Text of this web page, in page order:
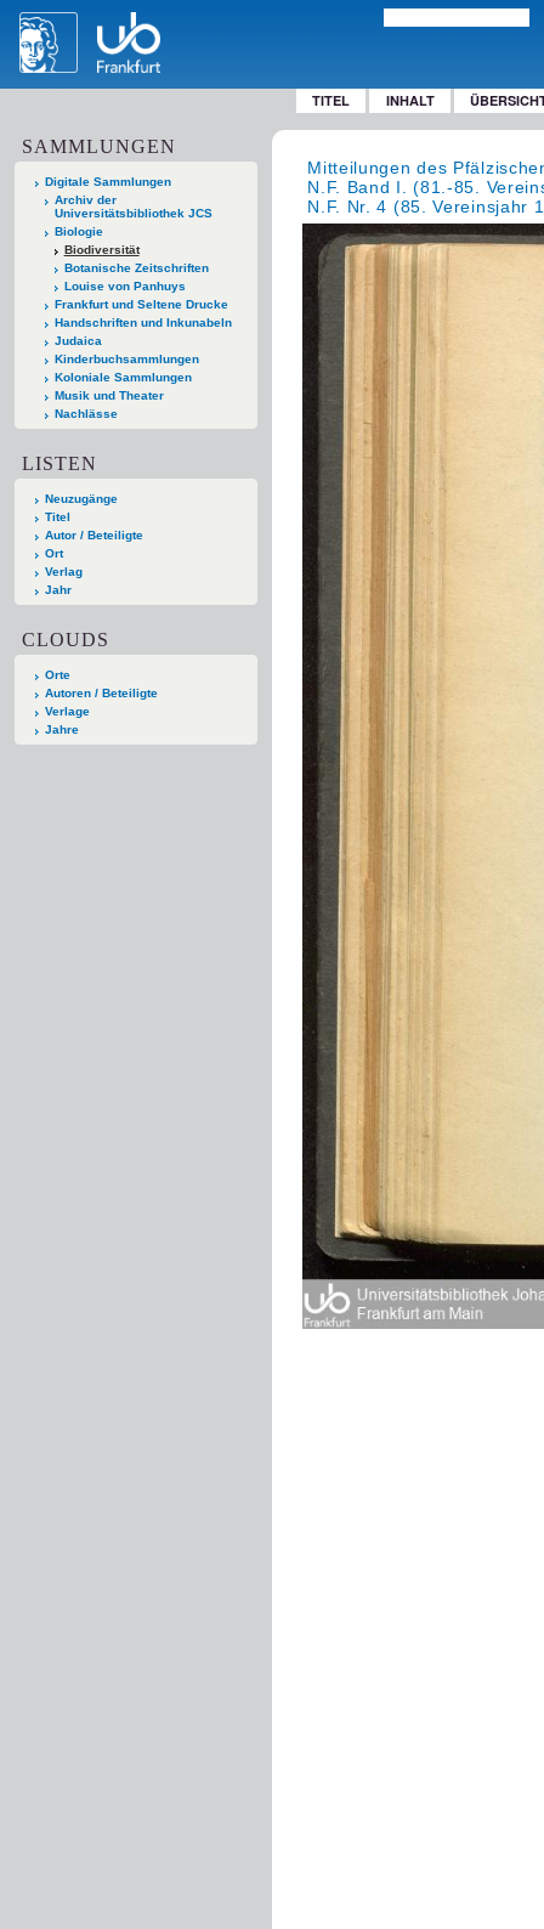
TITEL INHALT
SAMMLUNGEN
Digitale Sammlungen
Archiv der
Universitätsbibliothek JCS
Biologie
Biodiversität
Botanische Zeitschriften
Louise von Panhuys
Frankfurt und Seltene Drucke
Handschriften und Inkunabeln
Judaica
Kinderbuchsammlungen
Koloniale Sammlungen
Musik und Theater
Nachlässe
LISTEN
Neuzugänge
Titel
Autor / Beteiligte
Ort
Verlag
Jahr
CLOUDS
Orte
Autoren / Beteiligte
Verlage
Jahre
Mitteilungen des
N.F. Band I. (81.-85.
N.F. Nr. 4 (85. Vereinsjahr